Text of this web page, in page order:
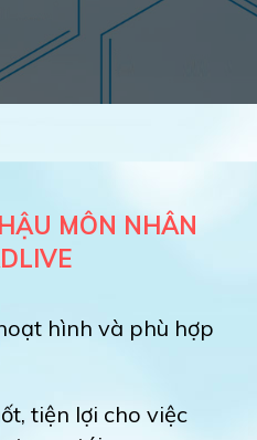
MÔN NHÂN
hình và phù hợp
tiện lợi cho việc